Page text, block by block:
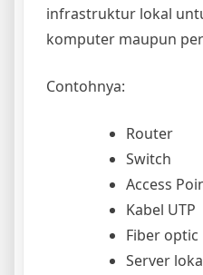
infrastruktur lokal
komputer maupun
Contohnya:
Router
Switch
Access
Kabel UTP
Fiber optic
Server